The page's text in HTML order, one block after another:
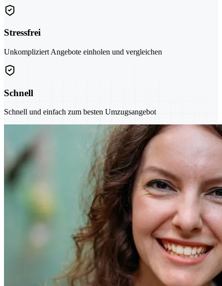
Stressfrei
Unkompliziert Angebote einholen und vergleichen
Schnell
Schnell und einfach zum besten Umzugsangebot